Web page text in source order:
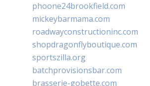
phoone24brookfield.com
mickeybarmama.com
roadwayconstructioninc.com
shopdragonflyboutique.com
sportszilla.org
batchprovisionsbar.com
brasserie-gobette.com